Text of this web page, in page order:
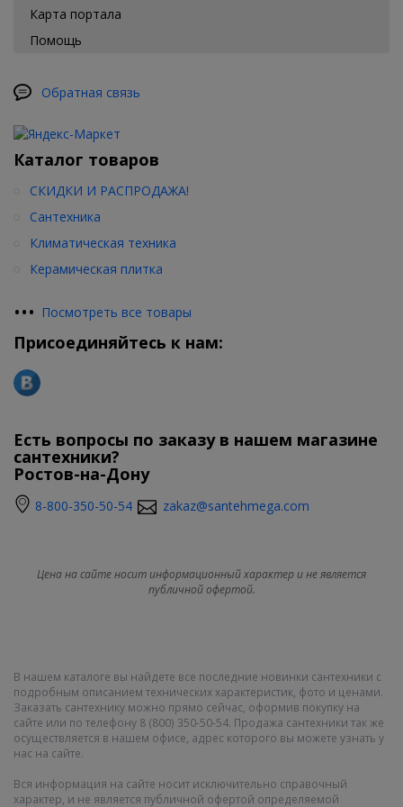
Карта портала
Помощь
Обратная связь
Каталог товаров
СКИДКИ И РАСПРОДАЖА!
Сантехника
Климатическая техника
Керамическая плитка
••• Посмотреть все товары
Присоединяйтесь к нам:
Есть вопросы по заказу в нашем магазине
сантехники?
Ростов-на-Дону
8-800-350-50-54 zakaz@santehmega.com
Цена на сайте носит информационный характер и не является
публичной офертой.
В нашем каталоге вы найдете все последние новинки сантехники с
подробным описанием технических характеристик, фото и ценами.
Заказать сантехнику можно прямо сейчас, оформив покупку на
сайте или по телефону 8 (800) 350-50-54. Продажа сантехники так же
осуществляется в нашем офисе, адрес которого вы можете узнать у
нас на сайте.
Вся информация на сайте носит исключительно справочный
характер, и не является публичной офертой определяемой